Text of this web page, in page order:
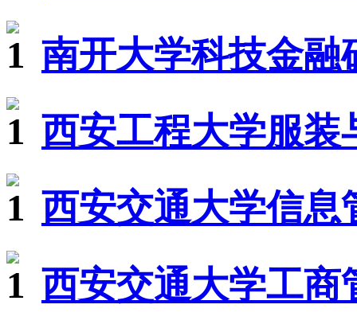
南开大学科技金融
西安工程大学服装
西安交通大学信息
西安交通大学工商